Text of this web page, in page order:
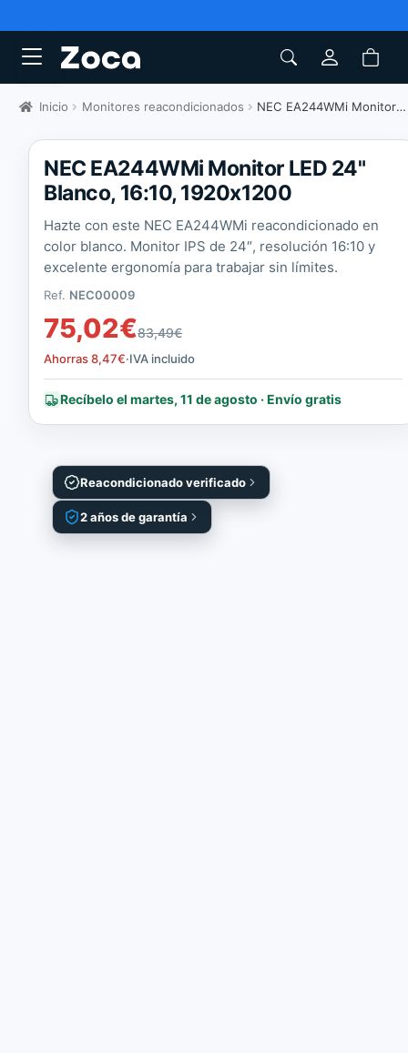
Inicio Monitores reacondicionados NEC EA244WMi Monitor LED 24" Blanco, 16:10, 1920x1200
Reacondicionado verificado
2 años de garantía
NEC EA244WMi Monitor LED 24"
Blanco, 16:10, 1920x1200
Hazte con este NEC EA244WMi reacondicionado en
color blanco. Monitor IPS de 24″, resolución 16:10 y
excelente ergonomía para trabajar sin límites.
Ref. NEC00009
75,02€83,49€
Ahorras8,47€·IVA incluido
Recíbelo el martes, 11 de agosto · Envío gratis